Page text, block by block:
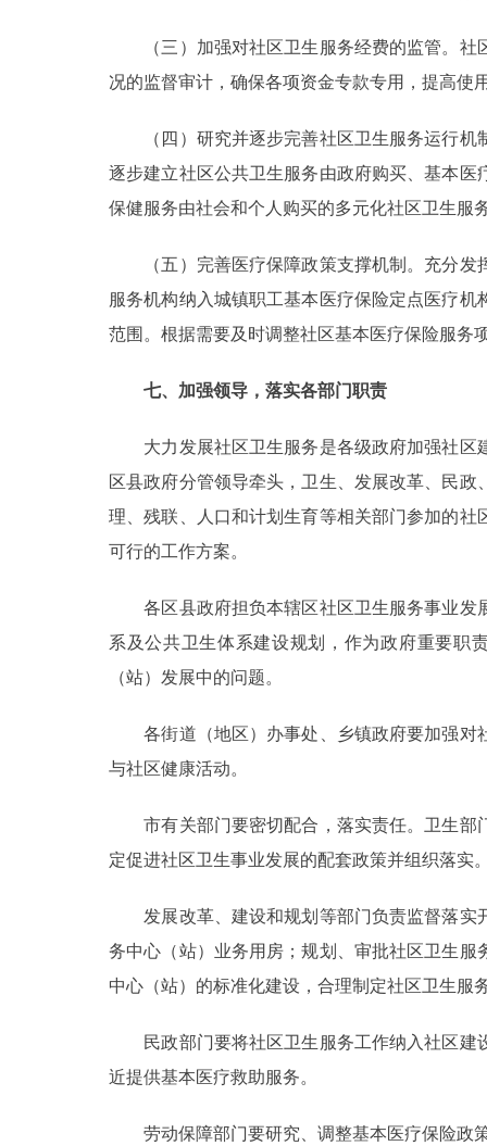
（三）加强对社区卫生服务经费的监管。社
况的监督审计，确保各项资金专款专用，提高使
（四）研究并逐步完善社区卫生服务运行机
逐步建立社区公共卫生服务由政府购买、基本
保健服务由社会和个人购买的多元化社区卫生服
（五）完善医疗保障政策支撑机制。充分发
服务机构纳入城镇职工基本医疗保险定点医疗
范围。根据需要及时调整社区基本医疗保险服务
七、加强领导，落实各部门职责
大力发展社区卫生服务是各级政府加强社区
区县政府分管领导牵头，卫生、发展改革、民
理、残联、人口和计划生育等相关部门参加的
可行的工作方案。
各区县政府担负本辖区社区卫生服务事业发
系及公共卫生体系建设规划，作为政府重要职
（站）发展中的问题。
各街道（地区）办事处、乡镇政府要加强对
与社区健康活动。
市有关部门要密切配合，落实责任。卫生部
定促进社区卫生事业发展的配套政策并组织落实
发展改革、建设和规划等部门负责监督落实
务中心（站）业务用房；规划、审批社区卫生
中心（站）的标准化建设，合理制定社区卫生服
民政部门要将社区卫生服务工作纳入社区建
近提供基本医疗救助服务。
劳动保障部门要研究、调整基本医疗保险政